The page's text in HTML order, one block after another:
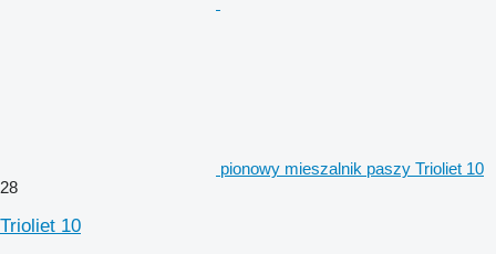
pionowy mieszalnik paszy Trioliet 10
28
Trioliet 10